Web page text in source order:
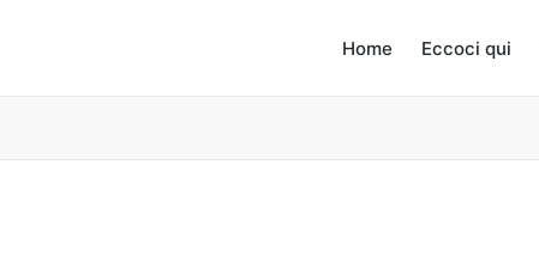
Home Eccoci qui